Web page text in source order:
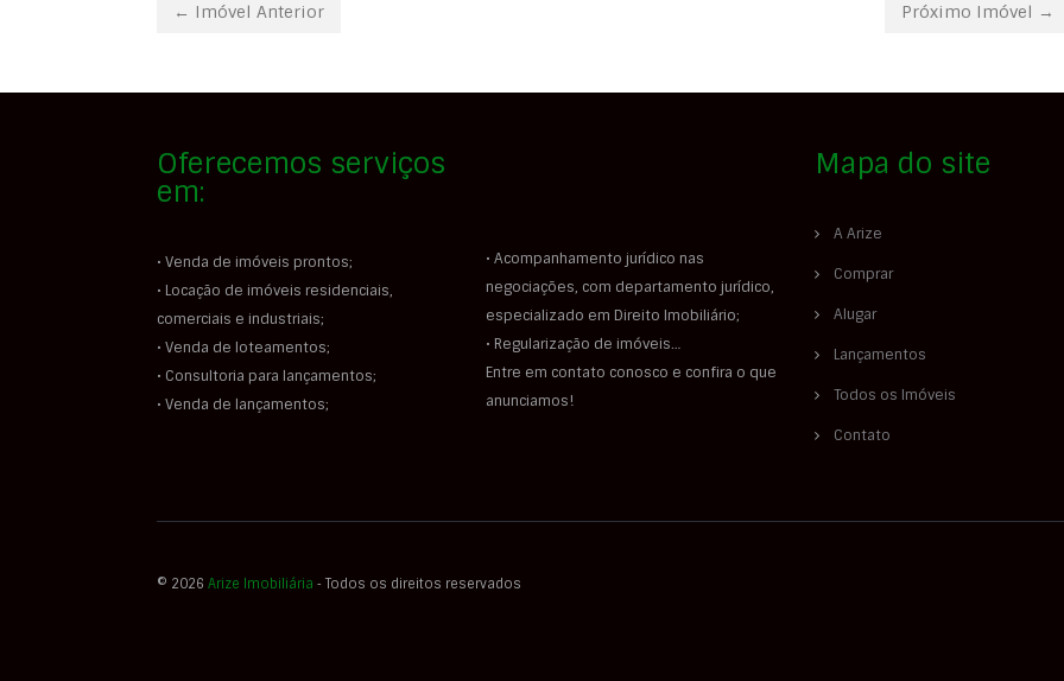
← Imóvel Anterior Próximo Imóvel →
Oferecemos serviços
em:
• Venda de imóveis prontos;
• Locação de imóveis residenciais,
comerciais e industriais;
• Venda de loteamentos;
• Consultoria para lançamentos;
• Venda de lançamentos;
• Acompanhamento jurídico nas
negociações, com departamento jurídico,
especializado em Direito Imobiliário;
• Regularização de imóveis…
Entre em contato conosco e confira o que
anunciamos!
Mapa do site
A Arize
Comprar
Alugar
Lançamentos
Todos os Imóveis
Contato
© 2026 Arize Imobiliária ‐ Todos os direitos reservados